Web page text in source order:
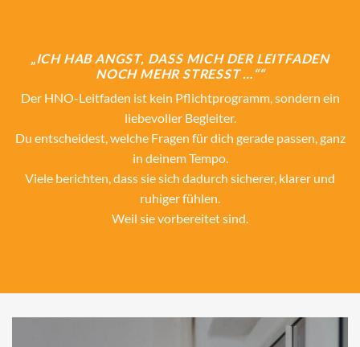
„ICH HAB ANGST, DASS MICH DER LEITFADEN
NOCH MEHR STRESST …““
Der HNO-Leitfaden ist kein Pflichtprogramm, sondern ein
liebevoller Begleiter.
Du entscheidest, welche Fragen für dich gerade passen, ganz
in deinem Tempo.
Viele berichten, dass sie sich dadurch sicherer, klarer und
ruhiger fühlen.
Weil sie vorbereitet sind.